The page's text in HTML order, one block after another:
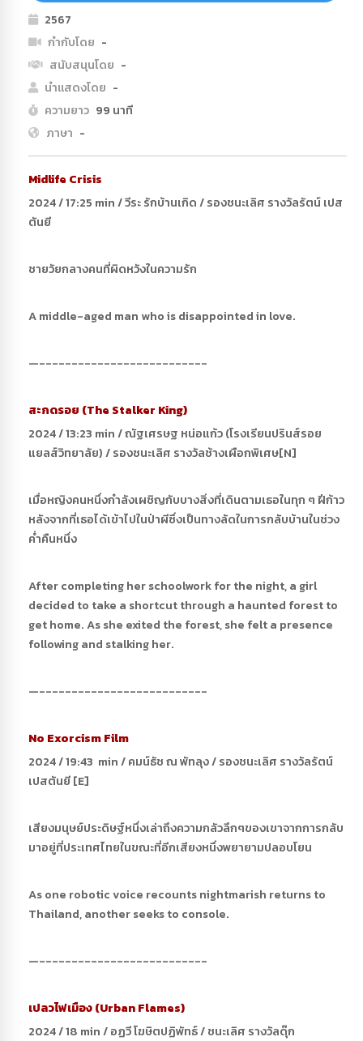
2567
กำกับโดย -
สนับสนุนโดย -
นำแสดงโดย -
ความยาว 99 นาที
ภาษา -
Midlife Crisis
2024 / 17:25 min / วีระ รักบ้านเกิด / รองชนะเลิศ รางวัลรัตน์ เปส
ตันยี
ชายวัยกลางคนที่ผิดหวังในความรัก
A middle-aged man who is disappointed in love.
—--------------------------
สะกดรอย (The Stalker King)
2024 / 13:23 min / ณัฐเศรษฐ หน่อแก้ว (โรงเรียนปรินส์รอย
แยลส์วิทยาลัย) / รองชนะเลิศ รางวัลช้างเผือกพิเศษ[N]
เมื่อหญิงคนหนึ่งกำลังเผชิญกับบางสิ่งที่เดินตามเธอในทุก ๆ ฝีก้าว
หลังจากที่เธอได้เข้าไปในป่าผีซึ่งเป็นทางลัดในการกลับบ้านในช่วง
ค่ำคืนหนึ่ง
After completing her schoolwork for the night, a girl
decided to take a shortcut through a haunted forest to
get home. As she exited the forest, she felt a presence
following and stalking her.
—--------------------------
No Exorcism Film
2024 / 19:43 min / คมน์ธัช ณ พัทลุง / รองชนะเลิศ รางวัลรัตน์
เปสตันยี [E]
เสียงมนุษย์ประดิษฐ์หนึ่งเล่าถึงความกลัวลึกๆของเขาจากการกลับ
มาอยู่ที่ประเทศไทยในขณะที่อีกเสียงหนึ่งพยายามปลอบโยน
As one robotic voice recounts nightmarish returns to
Thailand, another seeks to console.
—--------------------------
เปลวไฟเมือง (Urban Flames)
2024 / 18 min / อฏวี โฆษิตปฏิพัทธ์ / ชนะเลิศ รางวัลดุ๊ก